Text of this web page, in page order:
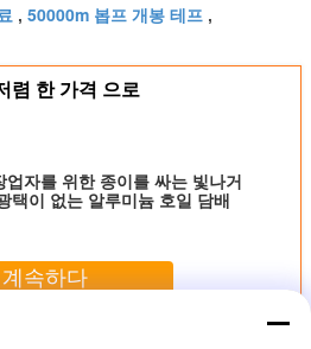
, 50000m 봅프 개봉 테프 ,
렴 한 가격 으로
업자를 위한 종이를 싸는 빛나거
택이 없는 알루미늄 호일 담배
계속하다